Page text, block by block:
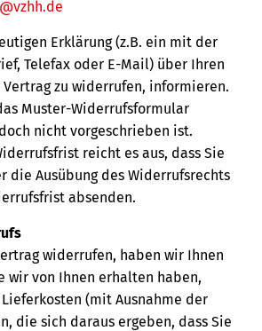
Erklärung (z.B. ein mit der
Telefax oder E-Mail) über Ihren
Vertrag zu widerrufen, informieren.
Muster-Widerrufsformular
nicht vorgeschrieben ist.
reicht es aus, dass Sie
die Ausübung des Widerrufsrechts
absenden.
widerrufen, haben wir Ihnen
wir von Ihnen erhalten haben,
(mit Ausnahme der
die sich daraus ergeben, dass Sie